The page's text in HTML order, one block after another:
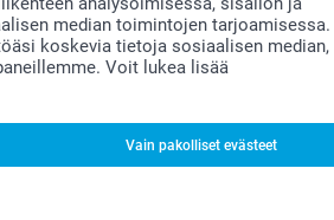
median toimintojen tarjoamisessa.
koskevia tietoja sosiaalisen median,
Voit lukea lisää
Vain pakolliset evästeet